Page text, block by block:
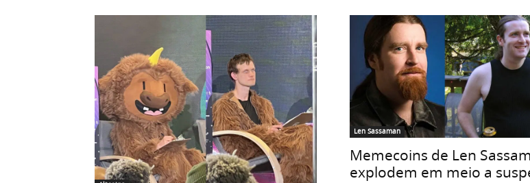
Len Sassaman
Memecoins de Len
explodem em meio a